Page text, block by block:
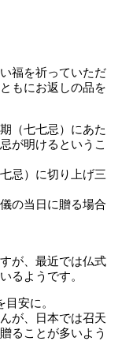
福を祈っていただ
もにお返しの品を
（七七忌）にあた
が明けるというこ
忌）に切り上げ三
の当日に贈る場合
が、最近では仏式
るようです。
安に。
が、日本では召天
ることが多いよう